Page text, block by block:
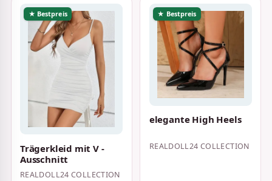
★ Bestpreis
Trägerkleid mit V -
Ausschnitt
REALDOLL24 COLLECTION
★ Bestpreis
elegante High Heels
REALDOLL24 COLLECTION